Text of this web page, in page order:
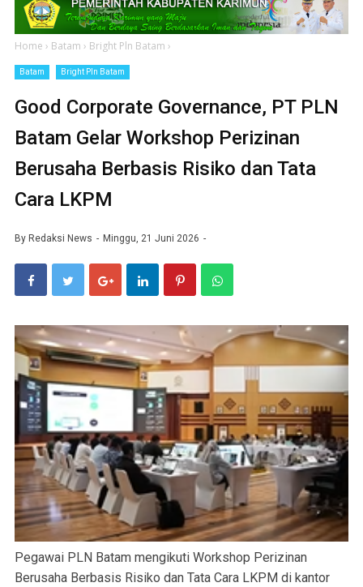
Home › Batam › Bright Pln Batam ›
Batam Bright Pln Batam
Good Corporate Governance, PT PLN
Batam Gelar Workshop Perizinan
Berusaha Berbasis Risiko dan Tata
Cara LKPM
By Redaksi News Minggu, 21 Juni 2026
Pegawai PLN Batam mengikuti Workshop Perizinan
Berusaha Berbasis Risiko dan Tata Cara LKPM di kantor